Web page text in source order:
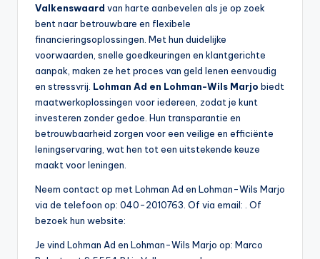
Valkenswaard van harte aanbevelen als je op zoek
bent naar betrouwbare en flexibele
financieringsoplossingen. Met hun duidelijke
voorwaarden, snelle goedkeuringen en klantgerichte
aanpak, maken ze het proces van geld lenen eenvoudig
en stressvrij. Lohman Ad en Lohman-Wils Marjo biedt
maatwerkoplossingen voor iedereen, zodat je kunt
investeren zonder gedoe. Hun transparantie en
betrouwbaarheid zorgen voor een veilige en efficiënte
leningservaring, wat hen tot een uitstekende keuze
maakt voor leningen.
Neem contact op met Lohman Ad en Lohman-Wils Marjo
via de telefoon op: 040-2010763. Of via email: . Of
bezoek hun website:
Je vind Lohman Ad en Lohman-Wils Marjo op: Marco